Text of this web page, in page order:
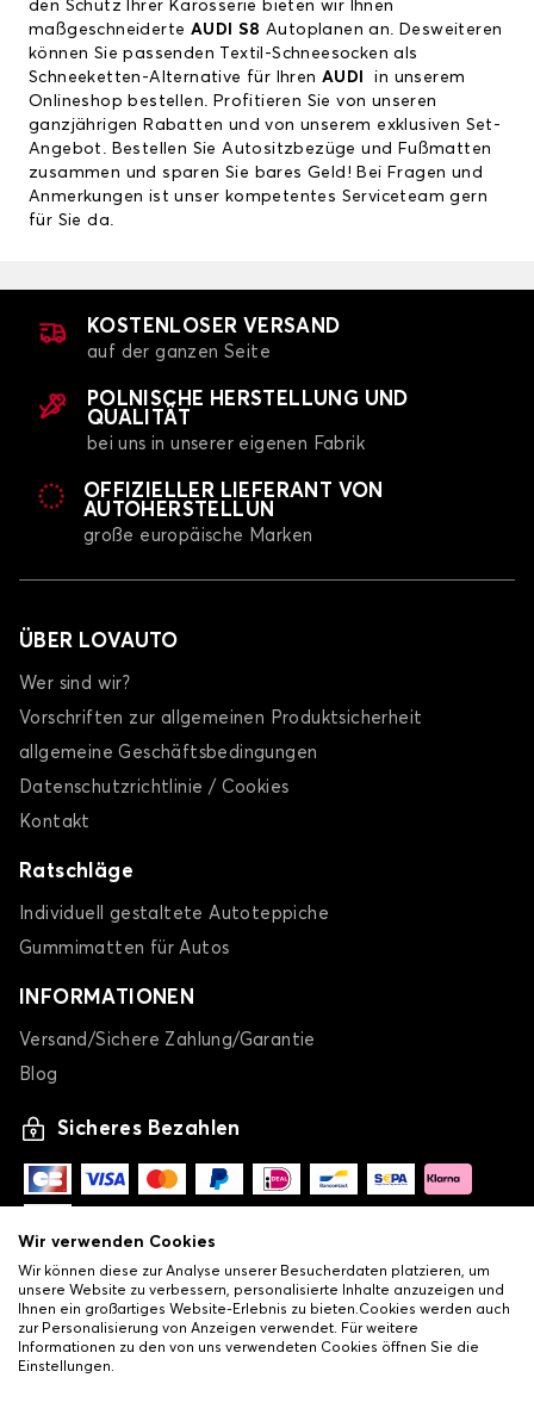
den Schutz Ihrer Karosserie bieten wir Ihnen
maßgeschneiderte AUDI S8 Autoplanen an. Desweiteren
können Sie passenden Textil-Schneesocken als
Schneeketten-Alternative für Ihren AUDI
in unserem
Onlineshop bestellen. Profitieren Sie von unseren
ganzjährigen Rabatten und von unserem exklusiven Set-
Angebot. Bestellen Sie Autositzbezüge und Fußmatten
zusammen und sparen Sie bares Geld! Bei Fragen und
Anmerkungen ist unser kompetentes Serviceteam gern
für Sie da.
KOSTENLOSER VERSAND
auf der ganzen Seite
POLNISCHE HERSTELLUNG UND
QUALITÄT
bei uns in unserer eigenen Fabrik
OFFIZIELLER LIEFERANT VON
AUTOHERSTELLUN
große europäische Marken
ÜBER LOVAUTO
Wer sind wir?
Vorschriften zur allgemeinen Produktsicherheit
allgemeine Geschäftsbedingungen
Datenschutzrichtlinie / Cookies
Kontakt
Ratschläge
Individuell gestaltete Autoteppiche
Gummimatten für Autos
INFORMATIONEN
Versand/Sichere Zahlung/Garantie
Blog
Sicheres Bezahlen
Wir verwenden Cookies
Wir können diese zur Analyse unserer Besucherdaten platzieren, um
unsere Website zu verbessern, personalisierte Inhalte anzuzeigen und
Ihnen ein großartiges Website-Erlebnis zu bieten.Cookies werden auch
zur Personalisierung von Anzeigen verwendet. Für weitere
Informationen zu den von uns verwendeten Cookies öffnen Sie die
Einstellungen.